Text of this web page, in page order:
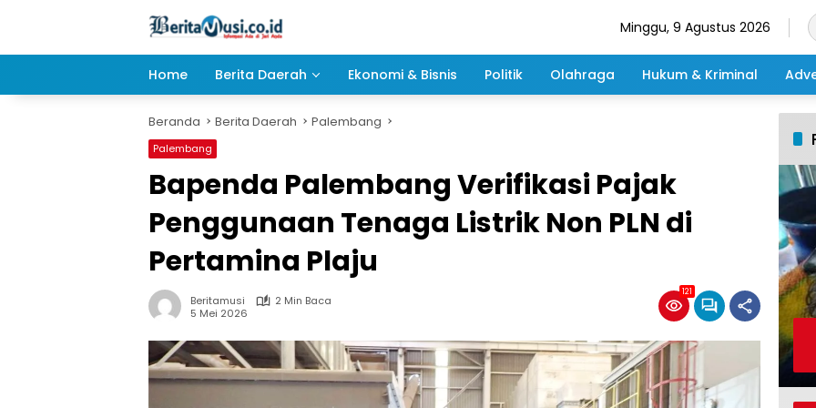
Minggu, 9 Agustus 2026
Home Berita Daerah Ekonomi & Bisnis Politik Olahraga Hukum & Kriminal
Beranda Berita Daerah Palembang
Palembang
Bapenda Palembang Verifikasi Pajak
Penggunaan Tenaga Listrik Non PLN di
Pertamina Plaju
Beritamusi
2 Min Baca
5 Mei 2026
121